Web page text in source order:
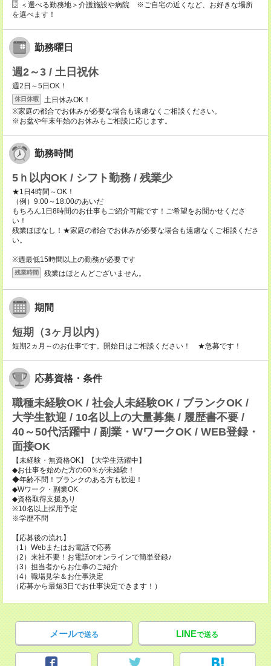
＜選べる勤務地＞介護施設や病院 ※ご自宅の近くなど、お好きな場所
を選べます！
勤務曜日
週2～3 / 土日祝休
週2日～5日OK！
休日休暇
土日休みOK！
※家庭の都合でお休みが必要な場合も遠慮なくご相談ください。
※お盆や年末年始のお休みもご相談に応じます。
勤務時間
5ｈ以内OK / シフト勤務 / 残業少
★1日4時間～OK！
（例）9:00～18:00のあいだ
もちろん1日8時間のお仕事もご紹介可能です！ご希望をお聞かせくださ
い！
残業ほぼなし！★家庭の都合でお休みが必要な場合も遠慮なくご相談くださ
い。
※週最低15時間以上の勤務が必要です
残業時間 残業はほとんどございません。
期間
短期（3ヶ月以内）
短期2ヵ月～のお仕事です。開始日はご相談ください！ ★急募です！
応募資格・条件
職種未経験OK / 社会人未経験OK / ブランクOK /
大学生歓迎 / 10名以上の大量募集 / 履歴書不要 /
40～50代活躍中 / 副業・WワークOK / WEB登録・
面接OK
【未経験・無資格OK】【大学生活躍中】
◆お仕事を始めた方の60％が未経験！
◆年齢不問！ブランクのある方も歓迎！
◆Wワーク・副業OK
◆資格取得支援あり
※10名以上採用予定
※学歴不問
【応募後の流れ】
（1）Webまたはお電話で応募
（2）来社不要！お電話orオンラインで簡単登録♪
（3）担当者からお仕事のご紹介
（4）職場見学＆お仕事決定
（応募から最短3日でお仕事決定できます！）
メールで送る LINEで送る